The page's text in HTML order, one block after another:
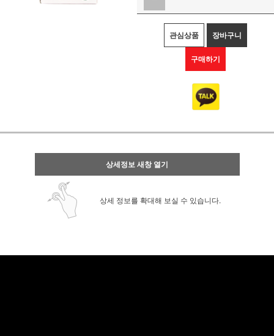
관심상품 장바구니
구매하기
상세정보 새창 열기
상세 정보를 확대해 보실 수 있습니다.